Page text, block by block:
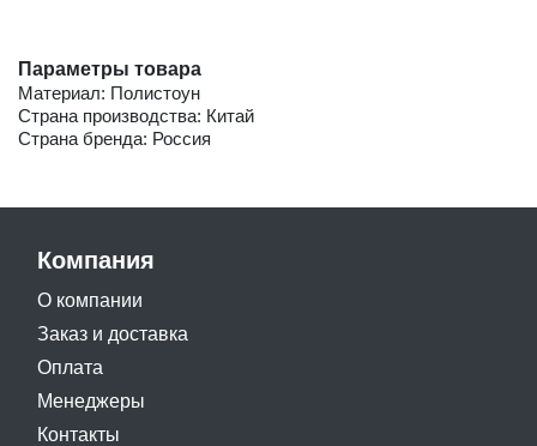
Параметры товара
Материал: Полистоун
Страна производства: Китай
Страна бренда: Россия
Компания
О компании
Заказ и доставка
Оплата
Менеджеры
Контакты